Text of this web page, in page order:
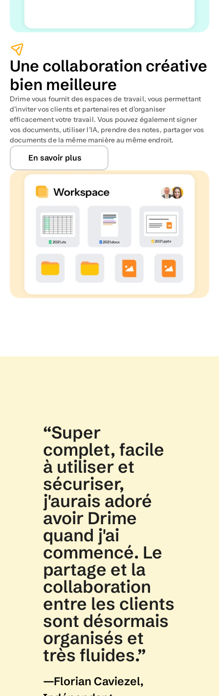
Une collaboration créative
bien meilleure
Drime vous fournit des espaces de travail, vous permettant
d'inviter vos clients et partenaires et d'organiser
efficacement votre travail. Vous pouvez également signer
vos documents, utiliser l'IA, prendre des notes, partager vos
documents de la même manière au même endroit.
En savoir plus
“Super
complet, facile
à utiliser et
sécuriser,
j'aurais adoré
avoir Drime
quand j'ai
commencé. Le
partage et la
collaboration
entre les clients
sont désormais
organisés et
très fluides.”
—Florian Caviezel,